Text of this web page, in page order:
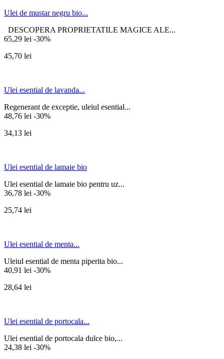
Ulei de mustar negru bio...
DESCOPERA PROPRIETATILE MAGICE ALE...
65,29 lei -30%
45,70 lei
Ulei esential de lavanda...
Regenerant de exceptie, uleiul esential...
48,76 lei -30%
34,13 lei
Ulei esential de lamaie bio
Ulei esential de lamaie bio pentru uz...
36,78 lei -30%
25,74 lei
Ulei esential de menta...
Uleiul esential de menta piperita bio...
40,91 lei -30%
28,64 lei
Ulei esential de portocala...
Ulei esential de portocala dulce bio,...
24,38 lei -30%